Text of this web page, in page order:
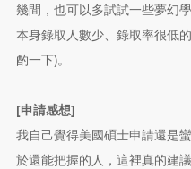
幾間，也可以多試試一些夢幻
本身錄取人數少、錄取率很低
酌一下)。
[申請感想]
我自己覺得美國碩士申請還是
於還能把握的人，這裡真的建